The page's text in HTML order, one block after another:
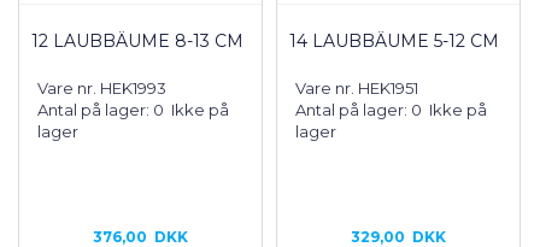
12 LAUBBÄUME 8-13 CM
Vare nr. HEK1993
Antal på lager: 0 Ikke på
lager
376,00 DKK
14 LAUBBÄUME 5-12 CM
Vare nr. HEK1951
Antal på lager: 0 Ikke på
lager
329,00 DKK